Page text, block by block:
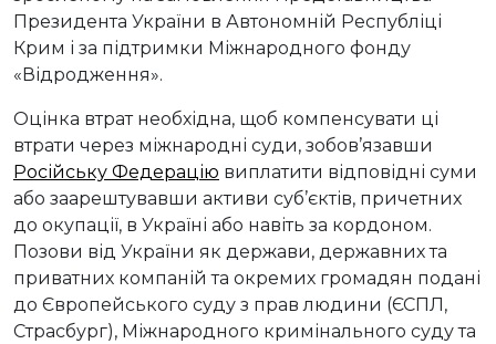
Президента України в Автономній Республіці
Крим і за підтримки Міжнародного фонду
«Відродження».
Оцінка втрат необхідна, щоб компенсувати ці
втрати через міжнародні суди, зобов’язавши
Російську Федерацію виплатити відповідні суми
або заарештувавши активи суб’єктів, причетних
до окупації, в Україні або навіть за кордоном.
Позови від України як держави, державних та
приватних компаній та окремих громадян подані
до Європейського суду з прав людини (ЄСПЛ,
Страсбург), Міжнародного кримінального суду та